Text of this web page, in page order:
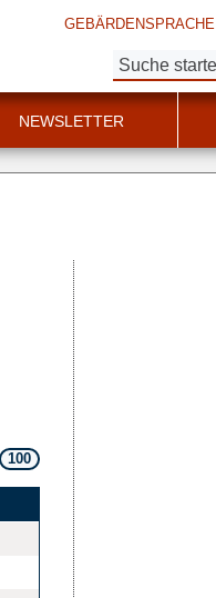
GEBÄRDENSPRACHE
Suche:
NEWSLETTER
100